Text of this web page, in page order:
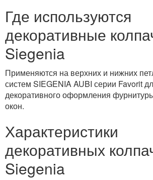
Где используются
декоративные
Siegenia
Применяются на верхних и нижних
систем SIEGENIA AUBI серии Favorit
декоративного оформления
окон.
Характеристики
декоративных
Siegenia